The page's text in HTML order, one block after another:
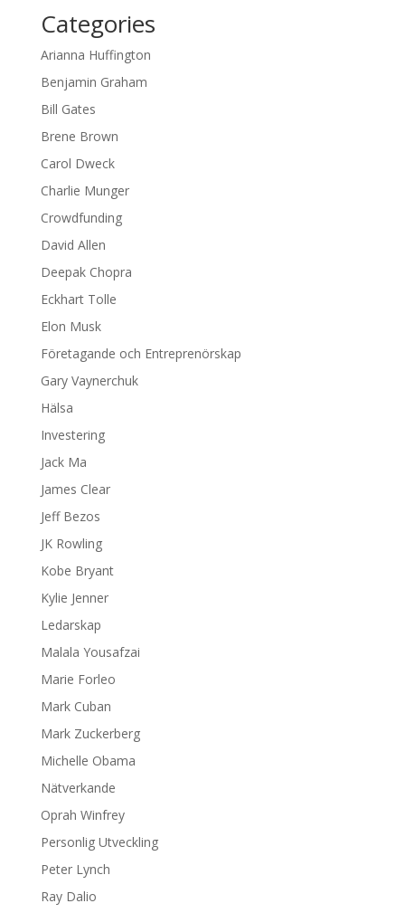
Categories
Arianna Huffington
Benjamin Graham
Bill Gates
Brene Brown
Carol Dweck
Charlie Munger
Crowdfunding
David Allen
Deepak Chopra
Eckhart Tolle
Elon Musk
Företagande och Entreprenörskap
Gary Vaynerchuk
Hälsa
Investering
Jack Ma
James Clear
Jeff Bezos
JK Rowling
Kobe Bryant
Kylie Jenner
Ledarskap
Malala Yousafzai
Marie Forleo
Mark Cuban
Mark Zuckerberg
Michelle Obama
Nätverkande
Oprah Winfrey
Personlig Utveckling
Peter Lynch
Ray Dalio